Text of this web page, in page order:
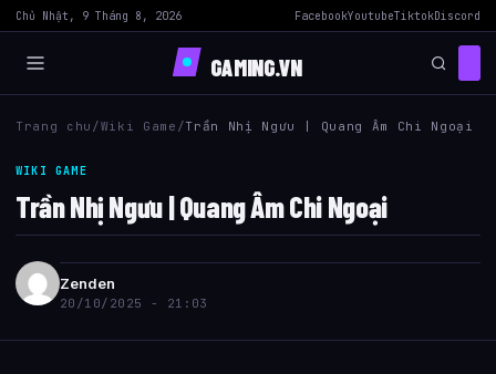
Chủ Nhật, 9 Tháng 8, 2026 FacebookYoutubeTiktokDiscord
GAMING.VN
Trang chu /Wiki Game /Trần Nhị Ngưu | Quang Âm Chi Ngoại
WIKI GAME
Trần Nhị Ngưu | Quang Âm Chi Ngoại
Zenden
20/10/2025 - 21:03